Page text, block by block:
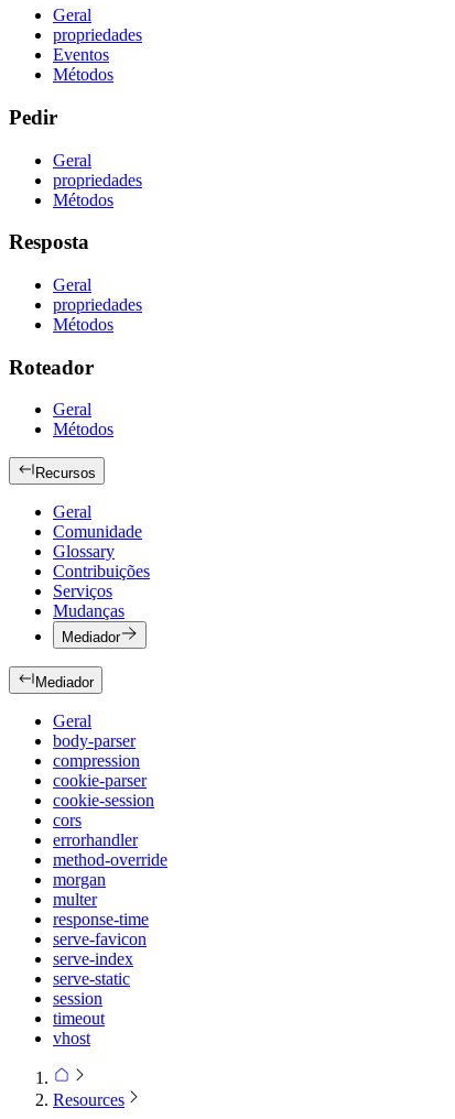
Geral
propriedades
Eventos
Métodos
Pedir
Geral
propriedades
Métodos
Resposta
Geral
propriedades
Métodos
Roteador
Geral
Métodos
Recursos
Geral
Comunidade
Glossary
Contribuições
Serviços
Mudanças
Mediador
Mediador
Geral
body-parser
compression
cookie-parser
cookie-session
cors
errorhandler
method-override
morgan
multer
response-time
serve-favicon
serve-index
serve-static
session
timeout
vhost
Resources